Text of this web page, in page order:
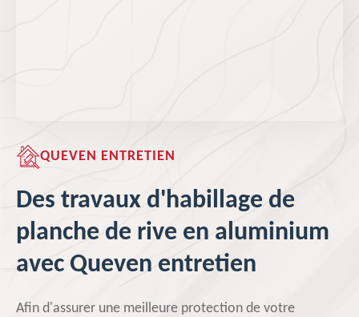
QUEVEN ENTRETIEN
Des travaux d'habillage de
planche de rive en aluminium
avec Queven entretien
Afin d'assurer une meilleure protection de votre